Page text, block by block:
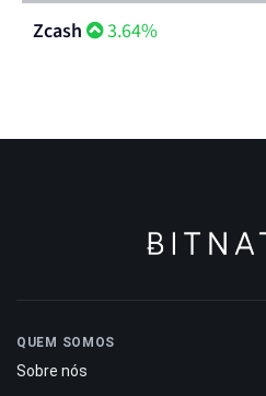
Zcash 3.64%
QUEM SOMOS
Sobre nós